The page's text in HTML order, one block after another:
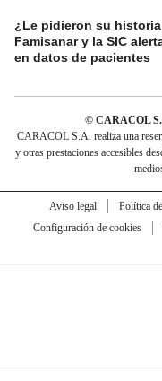
¿Le pidieron su
Famisanar y la SIC
en datos de pacientes
© CARACOL
CARACOL S.A. realiza una
y otras prestaciones accesibles
Aviso legal Política
Configuración de cookies